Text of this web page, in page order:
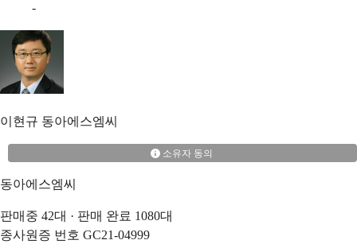
-
이현규 동아에스엠씨
소유자 동의
동아에스엠씨
판매중 42대 · 판매 완료 1080대
종사원증 번호 GC21-04999